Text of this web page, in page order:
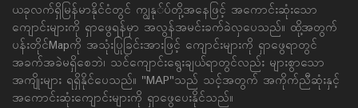
ယခုလက်ရှိမြန်မာနိုင်ငံတွင် ကျွနု်ပ်တို့အနေဖြင့် အကောင်းဆုံးသော
ကျောင်းများကို ရှာဖွေရန်မှာ အလွန်အမင်းခက်ခဲလှပေသည်။ ထို့အတွက်
ပန်းတိုင်Mapကို အသုံးပြုခြင်းအားဖြင့် ကျောင်းများကို ရှာဖွေရာတွင်
အခက်အခဲမရှိစေဘဲ၊ သင်ကျောင်းရွေးချယ်ရာတွင်လည်း များစွာသော
အကျိုးများ ရရှိနိုင်ပေသည်။ "MAP"သည် သင့်အတွက် အကိုက်ညီဆုံးနှင့်
အကောင်းဆုံးကျောင်းများကို ရှာဖွေပေးနိုင်သည်။